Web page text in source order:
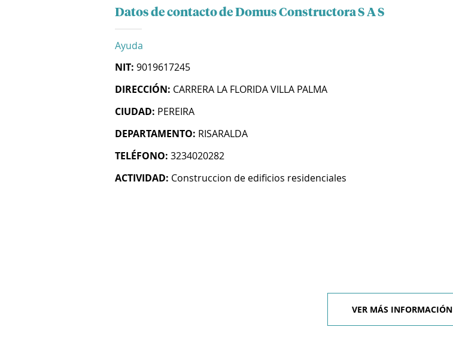
Datos de contacto de Domus Constructora S A S
Ayuda
NIT: 9019617245
DIRECCIÓN: CARRERA LA FLORIDA VILLA PALMA
CIUDAD: PEREIRA
DEPARTAMENTO: RISARALDA
TELÉFONO: 3234020282
ACTIVIDAD: Construccion de edificios residenciales
VER MÁS INFORMACIÓN